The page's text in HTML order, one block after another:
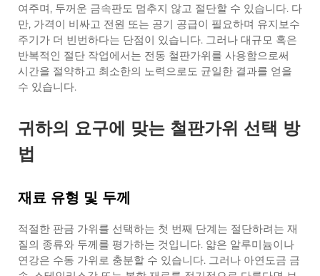
여주며, 두꺼운 금속판도 멈추지 않고 절단할 수 있습니다. 다
만, 가격이 비싸고 전원 또는 공기 공급이 필요하며 유지보수
주기가 더 빈번하다는 단점이 있습니다. 그러나 대규모 혹은
반복적인 절단 작업에서는 전동 철판가위를 사용함으로써
시간을 절약하고 최소한의 노력으로도 균일한 결과를 얻을
수 있습니다.
귀하의 요구에 맞는 철판가위 선택 방
법
재료 유형 및 두께
적절한 판금 가위를 선택하는 첫 번째 단계는 절단하려는 재
질의 종류와 두께를 평가하는 것입니다. 얇은 알루미늄이나
연강은 수동 가위로 충분할 수 있습니다. 그러나 아연도금 금